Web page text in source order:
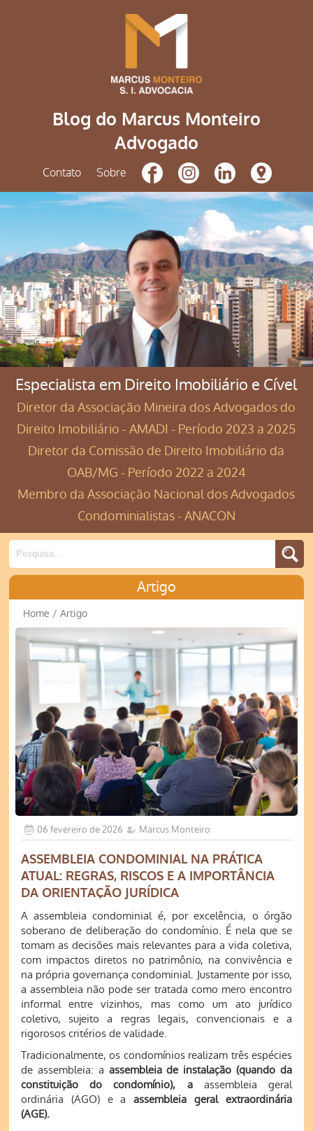
Blog do Marcus Monteiro
Advogado
Contato Sobre
Especialista em Direito Imobiliário e Cível
Diretor da Associação Mineira dos Advogados do
Direito Imobiliário - AMADI - Período 2023 a 2025
Diretor da Comissão de Direito Imobiliário da
OAB/MG - Período 2022 a 2024
Membro da Associação Nacional dos Advogados
Condominialistas - ANACON
Artigo
Home / Artigo
06 fevereiro de 2026 Marcus Monteiro
ASSEMBLEIA CONDOMINIAL NA PRÁTICA
ATUAL: REGRAS, RISCOS E A IMPORTÂNCIA
DA ORIENTAÇÃO JURÍDICA
A assembleia condominial é, por excelência, o órgão
soberano de deliberação do condomínio. É nela que se
tomam as decisões mais relevantes para a vida coletiva,
com impactos diretos no patrimônio, na convivência e
na própria governança condominial. Justamente por isso,
a assembleia não pode ser tratada como mero encontro
informal entre vizinhos, mas como um ato jurídico
coletivo, sujeito a regras legais, convencionais e a
rigorosos critérios de validade.
Tradicionalmente, os condomínios realizam três espécies
de assembleia: a assembleia de instalação (quando da
constituição do condomínio), aassembleia geral
ordinária (AGO) e aassembleia geral extraordinária
(AGE).